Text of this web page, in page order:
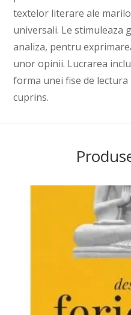
textelor literare ale
universali. Le stimuleaza
analiza, pentru
unor opinii. Lucrarea
forma unei fise de
cuprins.